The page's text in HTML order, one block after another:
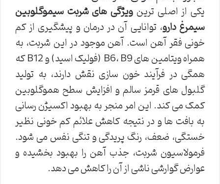
یکی از اصلی ترینویژگی های شربت سیموگلوبین
سیمرغ دارو، توانایی آن در درمان و پیشگیری از کم
خونی فقر آهن است. آهن موجود در این شربت، به
همراه ویتامین های B6، B9 (فولیک اسید) و B12 که
همگی در فرآیند خون سازی نقش دارند، به تولید
گلبول های قرمز سالم و افزایش سطح هموگلوبین
کمک می کند. این امر منجر به بهبود اکسیژن رسانی
به بافت ها و در نتیجه کاهش علائم کم خونی نظیر
خستگی، ضعف، رنگ پریدگی و تنگی نفس می شود.
فرمولاسیون شربت، جذب آهن را بهبود بخشیده و
عوارض گوارشی ناشی از آن را کاهش می دهد.